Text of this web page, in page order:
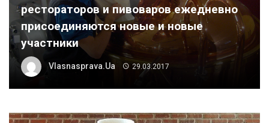
рестораторов и пивоваров ежедневно
присоединяются новые и новые
участники
Vlasnasprava.ua 29.03.2017